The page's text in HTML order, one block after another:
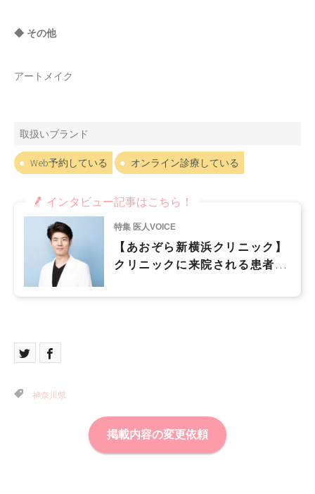
◆ その他
アートメイク
取扱いブランド
Web予約している オンライン診療している
インタビュー記事はこちら！
特集 医人VOICE
【あおぞら新横浜クリニック】
クリニックに来院される患者様
じて幅広い世代に愛されるクリ
神奈川県
掲載内容の変更依頼